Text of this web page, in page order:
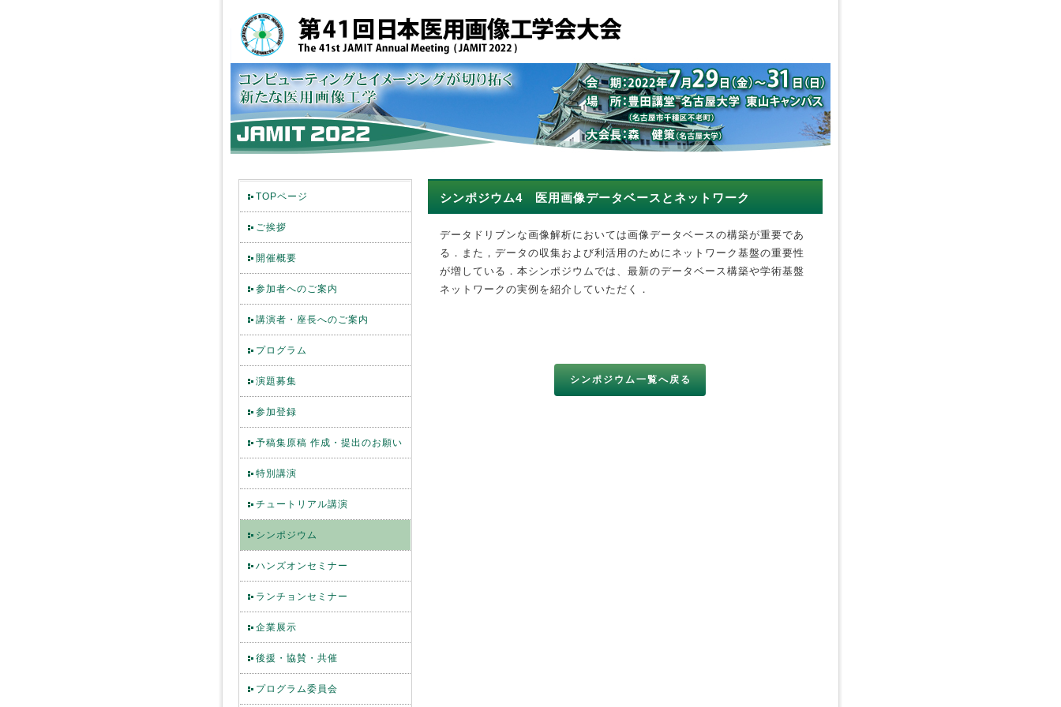
シンポジウム4 医用画像データベースとネットワーク
データドリブンな画像解析においては画像データベースの構築が重要であ
る．また，データの収集および利活用のためにネットワーク基盤の重要性
が増している．本シンポジウムでは、最新のデータベース構築や学術基盤
ネットワークの実例を紹介していただく．
シンポジウム一覧へ戻る
TOPページ
ご挨拶
開催概要
参加者へのご案内
講演者・座長へのご案内
プログラム
演題募集
参加登録
予稿集原稿 作成・提出のお願い
特別講演
チュートリアル講演
シンポジウム
ハンズオンセミナー
ランチョンセミナー
企業展示
後援・協賛・共催
プログラム委員会